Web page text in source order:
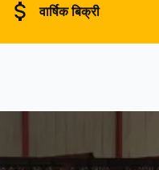
वार्षिक बिक्री